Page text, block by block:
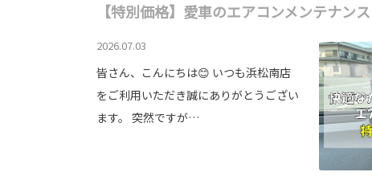
【特別価格】愛車のエアコンメンテナン
2026.07.03
皆さん、こんにちは😊 いつも浜松南店
をご利用いただき誠にありがとうござい
ます。 突然ですが…